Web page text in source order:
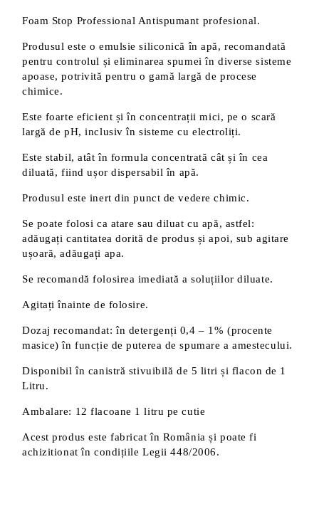
Foam Stop Professional Antispumant profesional.
Produsul este o emulsie siliconică în apă, recomandată
pentru controlul și eliminarea spumei în diverse sisteme
apoase, potrivită pentru o gamă largă de procese
chimice.
Este foarte eficient și în concentrații mici, pe o scară
largă de pH, inclusiv în sisteme cu electroliți.
Este stabil, atât în formula concentrată cât și în cea
diluată, fiind ușor dispersabil în apă.
Produsul este inert din punct de vedere chimic.
Se poate folosi ca atare sau diluat cu apă, astfel:
adăugați cantitatea dorită de produs și apoi, sub agitare
ușoară, adăugați apa.
Se recomandă folosirea imediată a soluțiilor diluate.
Agitați înainte de folosire.
Dozaj recomandat: în detergenți 0,4 – 1% (procente
masice) în funcție de puterea de spumare a amestecului.
Disponibil în canistră stivuibilă de 5 litri și flacon de 1
Litru.
Ambalare: 12 flacoane 1 litru pe cutie
Acest produs este fabricat în România și poate fi
achizitionat în condițiile Legii 448/2006.